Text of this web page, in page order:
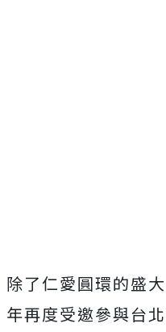
除了仁愛圓環的盛
年再度受邀參與台